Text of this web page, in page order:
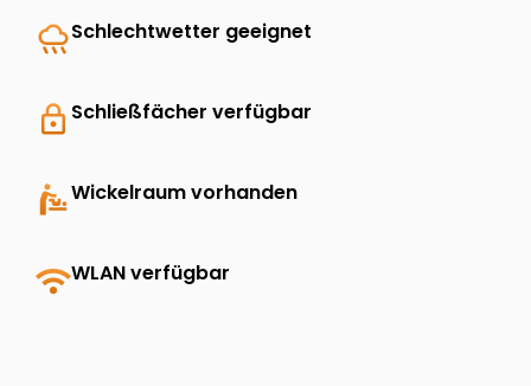
rainySchlechtwetter geeignet
lock Schließfächer verfügbar
baby_changing_stationWickelraum vorhanden
wifiWLAN verfügbar